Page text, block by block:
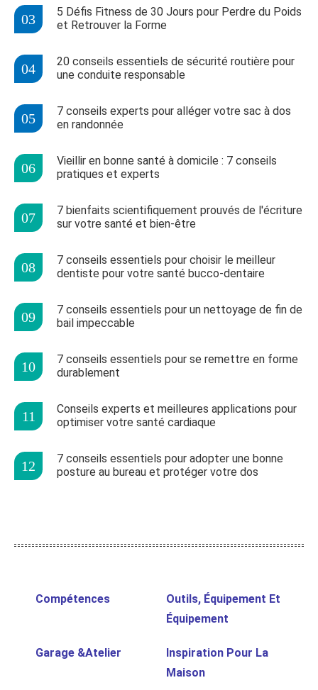
5 Défis Fitness de 30 Jours pour Perdre du Poids
et Retrouver la Forme
20 conseils essentiels de sécurité routière pour
une conduite responsable
7 conseils experts pour alléger votre sac à dos
en randonnée
Vieillir en bonne santé à domicile : 7 conseils
pratiques et experts
7 bienfaits scientifiquement prouvés de l'écriture
sur votre santé et bien-être
7 conseils essentiels pour choisir le meilleur
dentiste pour votre santé bucco-dentaire
7 conseils essentiels pour un nettoyage de fin de
bail impeccable
7 conseils essentiels pour se remettre en forme
durablement
Conseils experts et meilleures applications pour
optimiser votre santé cardiaque
7 conseils essentiels pour adopter une bonne
posture au bureau et protéger votre dos
Compétences
Outils, Équipement Et
Équipement
Garage &Atelier
Inspiration Pour La
Maison